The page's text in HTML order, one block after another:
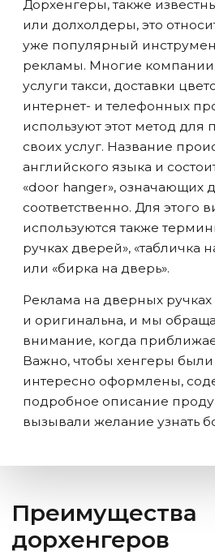
Дорхенгеры, также
или долхолдеры, это
уже популярный
рекламы. Многие
услуги такси, доставки
интернет- и телефонных
используют этот метод
своих услуг. Название
английского языка и
«door hanger», означающих
соответственно. Для этого
используются также
ручках дверей», «табличка
или «бирка на дверь».
Реклама на дверных ручках
и оригинальна, и мы
внимание, когда
Важно, чтобы хенгеры были
интересно оформлены,
подробное описание
вызывали желание узнать
Преимущества
дорхенгеров